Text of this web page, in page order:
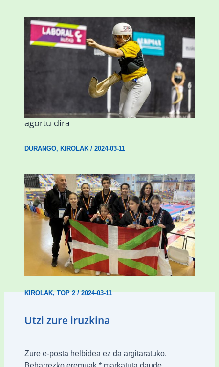
Astelehenean Durangon jokatuko den
emakumezkoen zesta finaleko sarrerak
agortu dira
DURANGO, KIROLAK/ 2024-03-11
Wadokan garaile Espainiako txapelketan
14 dominarekin
KIROLAK,TOP 2/2024-03-11
Utzi zure iruzkina
Zure e-posta helbidea ez da argitaratuko.
Beharrezko eremuak *markatuta daude